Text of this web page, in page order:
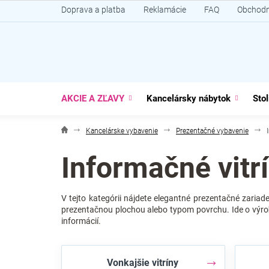
na
Doprava a platba Reklamácie FAQ
AKCIE A ZĽAVY Kancelársky nábytok
Kancelárske vybavenie Prezentačné vybavenie
Informačné
V tejto kategórii nájdete elegantné prezentačné
prezentačnou plochou alebo typom povrchu. Ide o
informácií.
Vonkajšie vitríny